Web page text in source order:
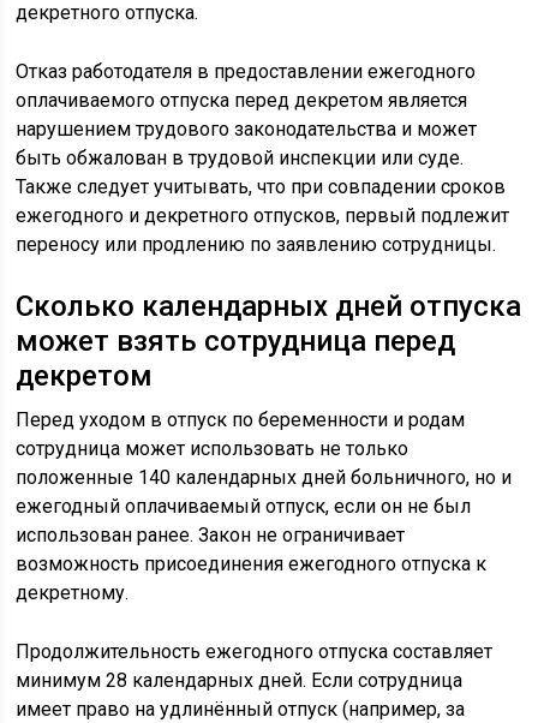
декретного отпуска.
Отказ работодателя в предоставлении ежегодного
оплачиваемого отпуска перед декретом является
нарушением трудового законодательства и может
быть обжалован в трудовой инспекции или суде.
Также следует учитывать, что при совпадении сроков
ежегодного и декретного отпусков, первый подлежит
переносу или продлению по заявлению сотрудницы.
Сколько календарных дней отпуска
может взять сотрудница перед
декретом
Перед уходом в отпуск по беременности и родам
сотрудница может использовать не только
положенные 140 календарных дней больничного, но и
ежегодный оплачиваемый отпуск, если он не был
использован ранее. Закон не ограничивает
возможность присоединения ежегодного отпуска к
декретному.
Продолжительность ежегодного отпуска составляет
минимум 28 календарных дней. Если сотрудница
имеет право на удлинённый отпуск (например, за